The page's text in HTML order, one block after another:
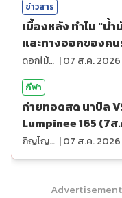
ข่าวสาร
เบื้องหลัง ทำไม "น้
และทางออกของค
ดอกไม้กับสายน้ำ |07 ส.ค. 2026
กีฬา
ถ่ายทอดสด นาบิล
Lumpinee 165 (7
ภิญโญ ส่องแสง |07 ส.ค. 2026
Advertisement